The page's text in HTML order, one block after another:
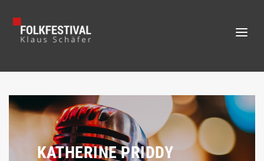
KATHERINE PRIDDY